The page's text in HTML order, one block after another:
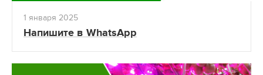
1 января 2025
Напишите в WhatsApp